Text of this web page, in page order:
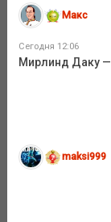
Макс
Сегодня 12:06
Мирлинд Даку
maksi999